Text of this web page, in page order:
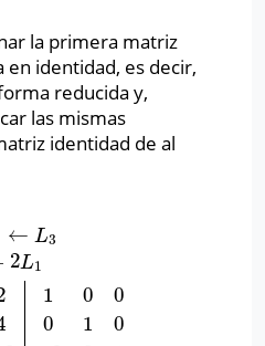
la primera matriz
identidad, es decir,
reducida y,
las mismas
identidad de al
← L3
2L1
1
0
0
1
0
0
000 140